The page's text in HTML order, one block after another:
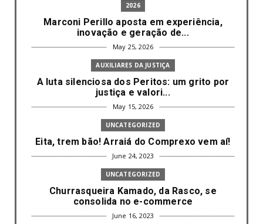
2026
Marconi Perillo aposta em experiência,
inovação e geração de...
May 25, 2026
AUXILIARES DA JUSTIÇA
A luta silenciosa dos Peritos: um grito por
justiça e valori...
May 15, 2026
UNCATEGORIZED
Eita, trem bão! Arraiá do Comprexo vem aí!
June 24, 2023
UNCATEGORIZED
Churrasqueira Kamado, da Rasco, se
consolida no e-commerce
June 16, 2023